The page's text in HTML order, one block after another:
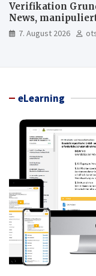
Verifikation
News,
7. August 2026
eLearning